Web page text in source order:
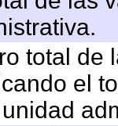
total de
el